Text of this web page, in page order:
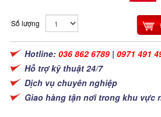
Số lượng
Hotline: 036 862 6789 | 0971 491
Hỗ trợ kỹ thuật 24/7
Dịch vụ chuyên nghiệp
Giao hàng tận nơi trong khu vực